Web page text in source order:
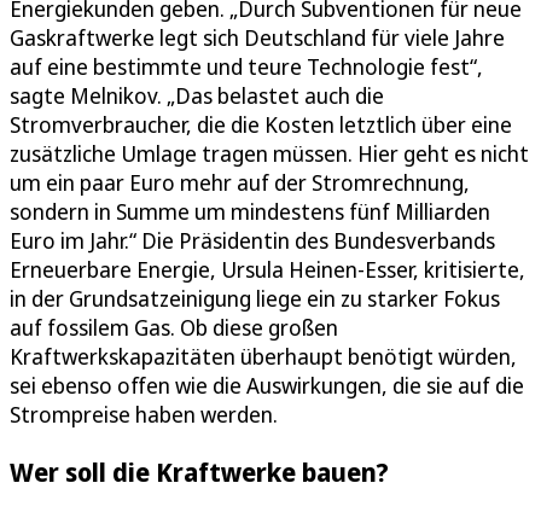
Energiekunden geben. „Durch Subventionen für neue
Gaskraftwerke legt sich Deutschland für viele Jahre
auf eine bestimmte und teure Technologie fest“,
sagte Melnikov. „Das belastet auch die
Stromverbraucher, die die Kosten letztlich über eine
zusätzliche Umlage tragen müssen. Hier geht es nicht
um ein paar Euro mehr auf der Stromrechnung,
sondern in Summe um mindestens fünf Milliarden
Euro im Jahr.“ Die Präsidentin des Bundesverbands
Erneuerbare Energie, Ursula Heinen-Esser, kritisierte,
in der Grundsatzeinigung liege ein zu starker Fokus
auf fossilem Gas. Ob diese großen
Kraftwerkskapazitäten überhaupt benötigt würden,
sei ebenso offen wie die Auswirkungen, die sie auf die
Strompreise haben werden.
Wer soll die Kraftwerke bauen?